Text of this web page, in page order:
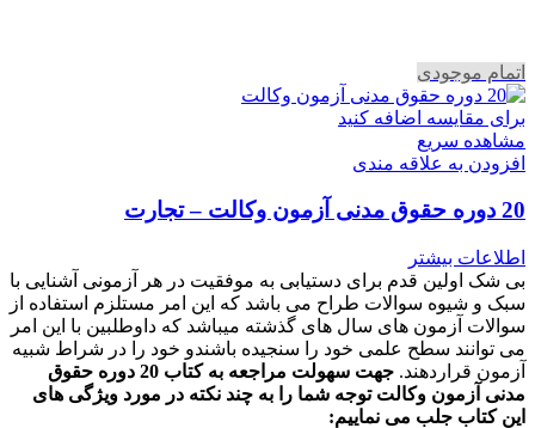
اتمام موجودی
برای مقایسه اضافه کنید
مشاهده سریع
افزودن به علاقه مندی
20 دوره حقوق مدنی آزمون وکالت – تجارت
اطلاعات بیشتر
بی شک اولین قدم برای دستیابی به موفقیت در هر آزمونی آشنایی با
سبک و شیوه سوالات طراح می باشد که این امر مستلزم استفاده از
سوالات آزمون های سال های گذشته میباشد که داوطلبین با این امر
می توانند سطح علمی خود را سنجیده باشندو خود را در شراط شبیه
آزمون قراردهند.
جهت سهولت مراجعه به کتاب 20 دوره حقوق
مدنی آزمون وکالت توجه شما را به چند نکته در مورد ویژگی های
این کتاب جلب می نماییم: